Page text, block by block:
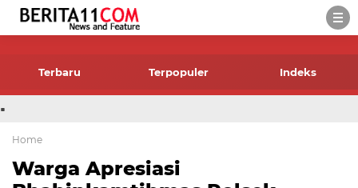
Terbaru Terpopuler Indeks
.
Home
Warga Apresiasi